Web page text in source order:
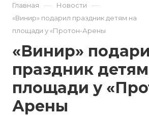
Главная — Новости —
«Винир» подарил праздник детям на
площади у «Протон-Арены
«Винир»
праздник
площади у
Арены